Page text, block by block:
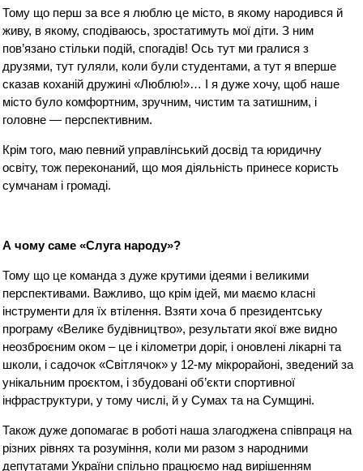
Тому що перш за все я люблю це місто, в якому народився й
живу, в якому, сподіваюсь, зростатимуть мої діти. З ним
пов’язано стільки подій, спогадів! Ось тут ми гралися з
друзями, тут гуляли, коли були студентами, а тут я вперше
сказав коханій дружині «Люблю!»… І я дуже хочу, щоб наше
місто було комфортним, зручним, чистим та затишним, і
головне — перспективним.
Крім того, маю певний управлінський досвід та юридичну
освіту, тож переконаний, що моя діяльність принесе користь
сумчанам і громаді.
А чому саме «Слуга народу»?
Тому що це команда з дуже крутими ідеями і великими
перспективами. Важливо, що крім ідей, ми маємо класні
інструменти для їх втілення. Взяти хоча б президентську
програму «Велике будівництво», результати якої вже видно
неозброєним оком – це і кілометри доріг, і оновлені лікарні та
школи, і садочок «Світлячок» у 12-му мікрорайоні, зведений за
унікальним проєктом, і збудовані об’єкти спортивної
інфраструктури, у тому числі, й у Сумах та на Сумщині.
Також дуже допомагає в роботі наша злагоджена співпраця на
різних рівнях та розуміння, коли ми разом з народними
депутатами України спільно працюємо над вирішенням